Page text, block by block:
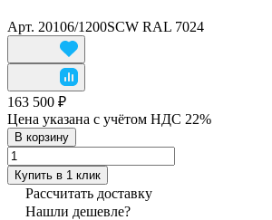
Арт. 20106/1200SCW RAL 7024
163 500 ₽
Цена указана с учётом НДС 22%
В корзину
Купить в 1 клик
Рассчитать доставку
Нашли дешевле?